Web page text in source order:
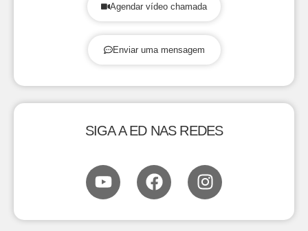
Agendar vídeo chamada
Enviar uma mensagem
SIGA A ED NAS REDES